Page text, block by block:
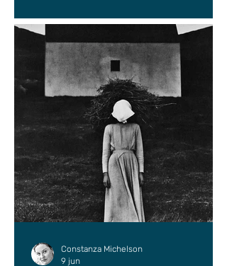
Constanza Michelson
9 jun